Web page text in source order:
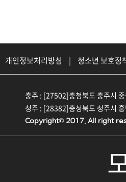
개인정보처리방침 |
청소년 보호정
충주 : [27502]충청북도 충주시
청주 : [28382]충청북도 청주시
Copyright© 2017. All right